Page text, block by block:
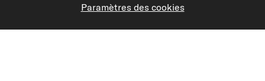
Paramètres des cookies